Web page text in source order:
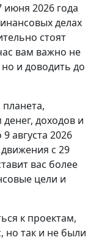
июня 2026 года
делах
стоят
вам важно не
и доводить до
доходов и
августа 2026
с 29
вас более
цели и
к проектам,
но так и не были